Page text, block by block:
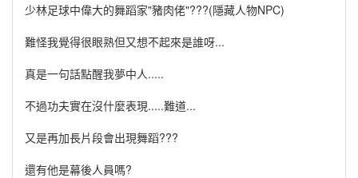
少林足球中偉大的舞蹈家"豬肉佬"???(隱藏人物NPC)
難怪我覺得很眼熟但又想不起來是誰呀...
真是一句話點醒我夢中人.....
不過功夫實在沒什麼表現.....難道...
又是再加長片段會出現舞蹈???
還有他是幕後人員嗎?